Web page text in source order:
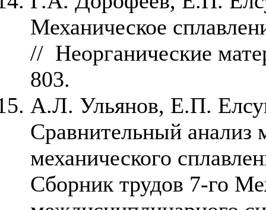
Механическое
// Неорганические
803.
А.Л. Ульянов, Е.П.
Сравнительный анализ
механического
Сборник трудов 7-го